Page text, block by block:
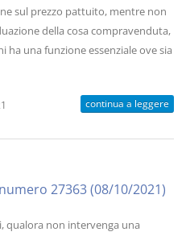
sul prezzo pattuito, mentre non
della cosa compravenduta,
ha una funzione essenziale ove sia
continua a leggere
27363 (08/10/2021)
qualora non intervenga una